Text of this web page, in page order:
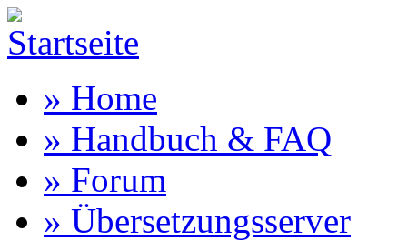
» Home
» Handbuch & FAQ
» Forum
» Übersetzungsserver